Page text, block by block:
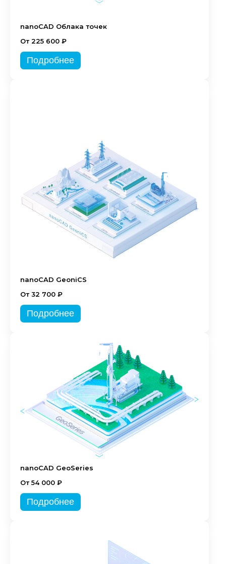
nanoCAD Облака точек
От 225 600 ₽
Подробнее
nanoCAD GeoniCS
От 32 700 ₽
Подробнее
nanoCAD GeoSeries
От 54 000 ₽
Подробнее